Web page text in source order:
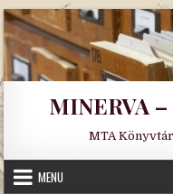
Skip
to
content
MINERVA
MTA
MENU